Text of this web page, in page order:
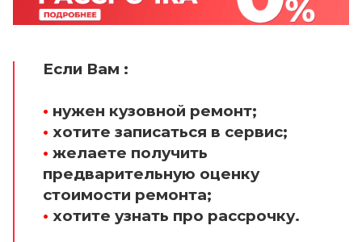
Если Вам :
• нужен кузовной ремонт;
• хотите записаться в сервис;
• желаете получить
предварительную оценку
стоимости ремонта;
• хотите узнать про рассрочку.